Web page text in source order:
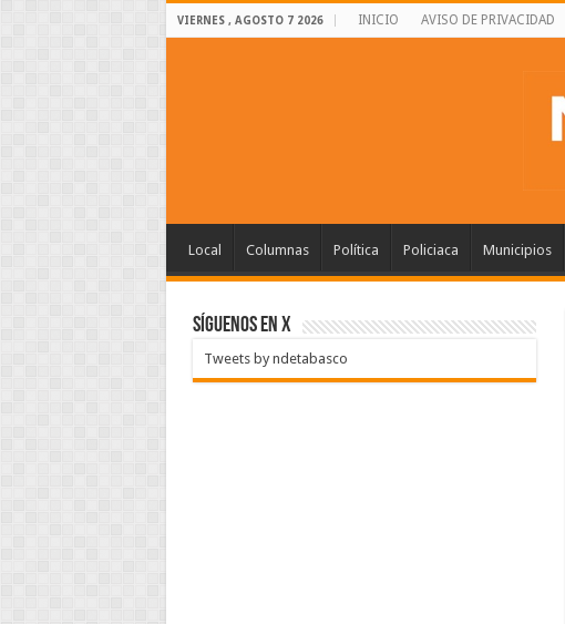
VIERNES , AGOSTO 7 2026 INICIO AVISO DE PRIVACIDAD
Local Columnas Política Policiaca Municipios
SÍGUENOS EN X
Tweets by ndetabasco